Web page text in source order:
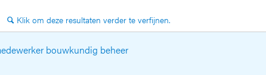
🔍 Klik om deze resultaten verder te verfijnen.
bouwkundig beheer